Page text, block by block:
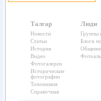
Талгар
Новости
Статьи
История
Видео
Фотогалереи
Исторические
фотографии
Топонимия
Справочная
Люди
Группы
Блоги